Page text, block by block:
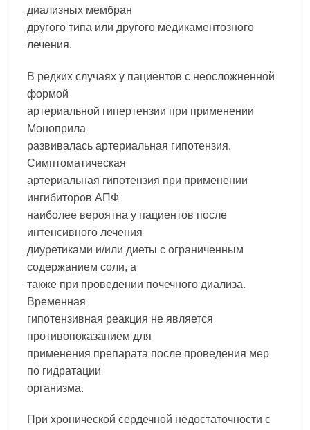
диализных мембран
другого типа или другого медикаментозного
лечения.
В редких случаях у пациентов с неосложненной
формой
артериальной гипертензии при применении
Моноприла
развивалась артериальная гипотензия.
Симптоматическая
артериальная гипотензия при применении
ингибиторов АПФ
наиболее вероятна у пациентов после
интенсивного лечения
диуретиками и/или диеты с ограниченным
содержанием соли, а
также при проведении почечного диализа.
Временная
гипотензивная реакция не является
противопоказанием для
применения препарата после проведения мер
по гидратации
организма.
При хронической сердечной недостаточности с